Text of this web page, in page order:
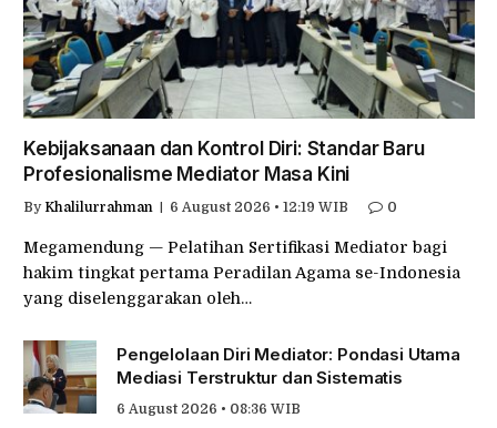
Kebijaksanaan dan Kontrol Diri: Standar Baru
Profesionalisme Mediator Masa Kini
By Khalilurrahman 6 August 2026 • 12:19 WIB 0
Megamendung — Pelatihan Sertifikasi Mediator bagi
hakim tingkat pertama Peradilan Agama se-Indonesia
yang diselenggarakan oleh…
Pengelolaan Diri Mediator: Pondasi Utama
Mediasi Terstruktur dan Sistematis
6 August 2026 • 08:36 WIB